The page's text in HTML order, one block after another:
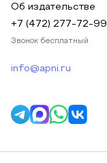
Об издательстве
+7 (472) 277-72-99
Звонок бесплатный
info@apni.ru